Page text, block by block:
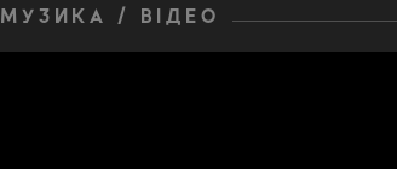
МУЗИКА / ВІДЕО